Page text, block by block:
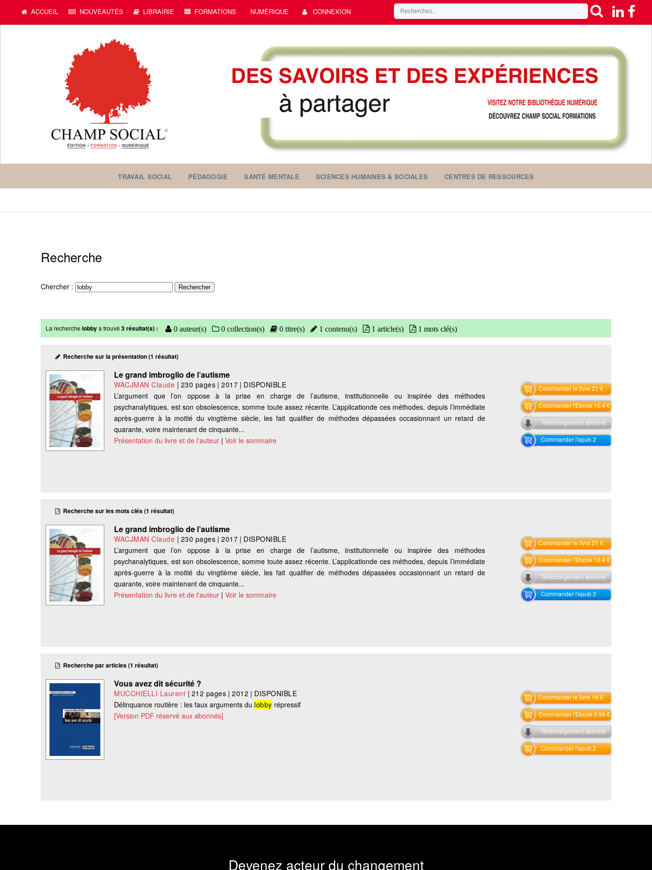
ACCUEIL NOUVEAUTÉS LIBRAIRIE FORMATIONS NUMÉRIQUE CONNEXION
TRAVAIL SOCIAL PÉDAGOGIE SANTÉ MENTALE SCIENCES HUMAINES & SOCIALES CENTRES DE RESSOURCES
Recherche
Chercher :
La recherchelobbya trouvé3 résultat(s) : 0 auteur(s) 0 collection(s) 0 titre(s) 1 contenu(s) 1 article(s) 1 mots clé(s)
Recherche sur la présentation (1 résultat)
Le grand imbroglio de l’autisme
WACJMAN Claude | 230 pages |2017 | DISPONIBLE
L’argument que l’on oppose à la prise en charge de l’autisme, institutionnelle ou inspirée des méthodes
psychanalytiques, est son obsolescence, somme toute assez récente. L’applicationde ces méthodes, depuis l’immédiate
après-guerre à la moitié du vingtième siècle, les fait qualifier de méthodes dépassées occasionnant un retard de
quarante, voire maintenant de cinquante...
Présentation du livre et de l'auteur |Voir le sommaire
Commander le livre 21 €
Commander l'Ebook 10.4 €
Téléchargement abonné
Commander l'epub 2
Recherche sur les mots clés (1 résultat)
Le grand imbroglio de l’autisme
WACJMAN Claude | 230 pages |2017 | DISPONIBLE
L’argument que l’on oppose à la prise en charge de l’autisme, institutionnelle ou inspirée des méthodes
psychanalytiques, est son obsolescence, somme toute assez récente. L’applicationde ces méthodes, depuis l’immédiate
après-guerre à la moitié du vingtième siècle, les fait qualifier de méthodes dépassées occasionnant un retard de
quarante, voire maintenant de cinquante...
Présentation du livre et de l'auteur |Voir le sommaire
Commander le livre 21 €
Commander l'Ebook 10.4 €
Téléchargement abonné
Commander l'epub 2
Recherche par articles (1 résultat)
Vous avez dit sécurité ?
MUCCHIELLI Laurent | 212 pages |2012 | DISPONIBLE
Délinquance routière : les faux arguments du lobby répressif
[Version PDF réservé aux abonnés]
Commander le livre 16 €
Commander l'Ebook 9.99 €
Téléchargement abonné
Commander l'epub 2
Devenez acteur du changement